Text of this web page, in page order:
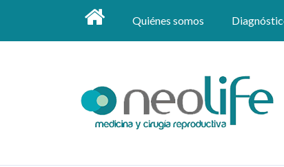
Quiénes somos